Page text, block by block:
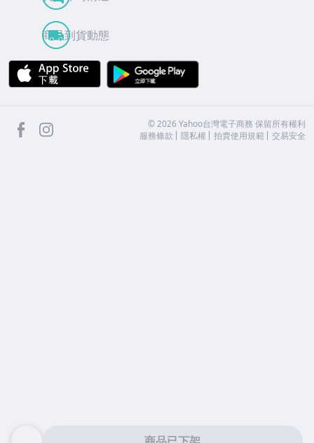
商品到貨動態
APP Store
facebook ©2026 Yahoo台灣電子商務 保留所有權利
服務條款
隱私權 拍賣使用規範 交易安全